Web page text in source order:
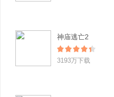
神庙逃亡2
3193万下载